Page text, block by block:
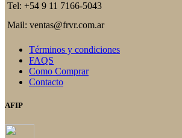
Tel: +54 9 11 7166-5043
Mail: ventas@frvr.com.ar
Términos y condiciones
FAQS
Como Comprar
Contacto
AFIP